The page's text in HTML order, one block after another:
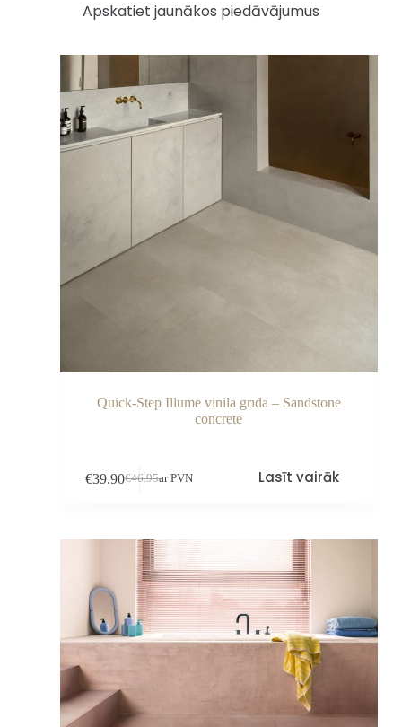
Apskatiet jaunākos piedāvājumus
Quick-Step Illume vinila grīda – Sandstone
concrete
€46.95
€39.90 ar PVN Lasīt vairāk